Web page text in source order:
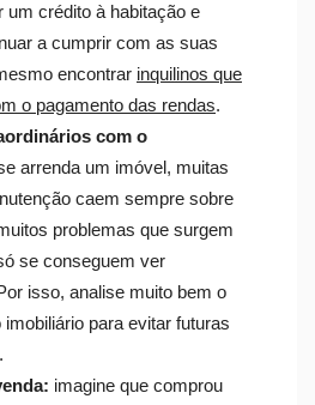
um crédito à habitação e
a cumprir com as suas
encontrar inquilinos que
o pagamento das rendas.
com o
arrenda um imóvel, muitas
caem sempre sobre
problemas que surgem
se conseguem ver
isso, analise muito bem o
para evitar futuras
imagine que comprou